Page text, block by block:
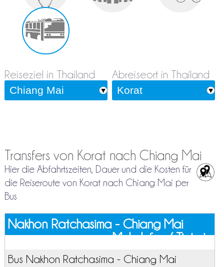
Reiseziel in Thailand Abreiseort in Thailand
Transfers von Korat nach Chiang Mai
Hier die Abfahrtszeiten, Dauer und die Kosten für
die Reiseroute von Korat nach Chiang Mai per
Bus
Nakhon Ratchasima - Chiang Mai
Mehr Infos / Tickets
Bus Nakhon Ratchasima - Chiang Mai